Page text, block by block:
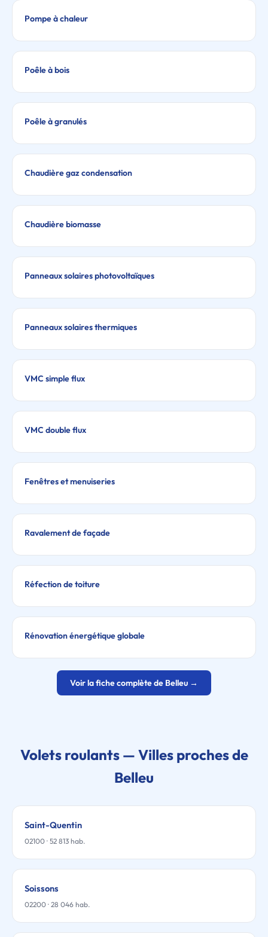
Pompe à chaleur
Poêle à bois
Poêle à granulés
Chaudière gaz condensation
Chaudière biomasse
Panneaux solaires photovoltaïques
Panneaux solaires thermiques
VMC simple flux
VMC double flux
Fenêtres et menuiseries
Ravalement de façade
Réfection de toiture
Rénovation énergétique globale
Voir la fiche complète de Belleu →
Volets roulants — Villes proches de
Belleu
Saint-Quentin
02100 · 52 813 hab.
Soissons
02200 · 28 046 hab.